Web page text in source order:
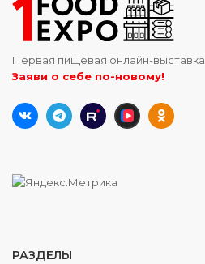
Первая пищевая онлайн-выставка
Заяви о себе по-новому!
РАЗДЕЛЫ